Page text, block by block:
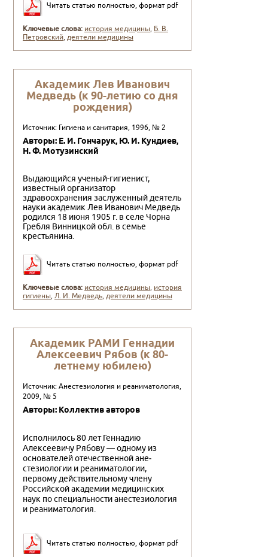
Читать статью полностью, формат pdf
Ключевые слова: история медицины, Б. В.
Петровский,деятели медицины
Академик Лев Иванович
Медведь (к 90-летию со дня
рождения)
Источник: Гигиена и санитария, 1996, № 2
Авторы: Е. И. Гончарук, Ю. И. Кундиев,
Н. Ф. Мотузинский
Выдающийся ученый-гигиенист,
известный организатор
здравоохранения заслуженный дея­тель
науки академик Лев Иванович Медведь
ро­дился 18 июня 1905 г. в селе Чорна
Гребля Вин­ницкой обл. в семье
крестьянина.
Читать статью полностью, формат pdf
Ключевые слова: история медицины, история
гигиены,Л. И. Медведь,деятели медицины
Академик РАМИ Геннадии
Алексеевич Рябов (к 80-
летнему юбилею)
Источник: Анестезиология и реаниматология,
2009, № 5
Авторы: Коллектив авторов
Исполнилось 80 лет Геннадию
Алексеевичу Ря­бову — одному из
основателей отечественной ане­
стезиологии и реаниматологии,
первому действи­тельному члену
Российской академии медицин­ских
наук по специальности анестезиология
и реа­ниматология.
Читать статью полностью, формат pdf